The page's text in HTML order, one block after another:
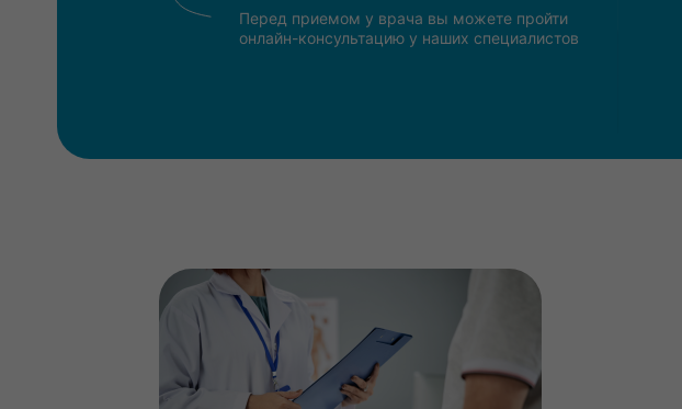
Перед приемом у врача вы можете пройти
онлайн-консультацию у наших специалистов